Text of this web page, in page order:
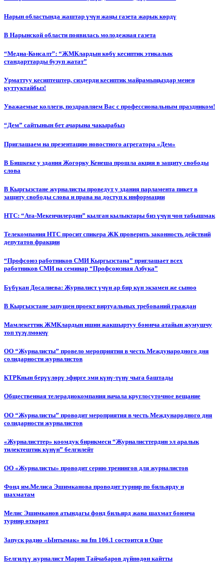
Нарын областында жаштар үчүн жаңы газета жарык көрдү
В Нарынской области появилась молодежная газета
“Медиа-Консалт”: “ЖМКлардын көбү кесиптик этикалык
стандарттарды бузуп жатат”
Урматтуу кесиптештер, сиздерди кесиптик майрамыңыздар менен
куттуктайбыз!
Уважаемые коллеги, поздравляем Вас с профессиональным праздником!
“Дем” сайтынын бет ачарына чакырабыз
Приглашаем на презентацию новостного агрегатора «Дем»
В Бишкеке у здания Жогорку Кенеша прошла акция в защиту свободы
слова
В Кыргызстане журналисты проведут у здания парламента пикет в
защиту свободы слова и права на доступ к информации
НТС: “Ата-Мекенчилердин” кылган кылыктары биз үчүн чон табышмак
Телекомпания НТС просит спикера ЖК проверить законность действий
депутатов фракции
“Профсоюз работников СМИ Кыргызстана” приглашает всех
работников СМИ на семинар “Профсоюзная Азбука”
Бүбүкан Досалиева: Журналист үчүн ар бир күн экзамен же сыноо
В Кыргызстане запущен проект виртуальных требований граждан
Мамлекеттик ЖМКлардын ишин жакшыртуу боюнча атайын жумушчу
топ түзүлмөкчү
ОО “Журналисты” провело мероприятия в честь Международного дня
солидарности журналистов
КТРКнын берүүлөрү эфирге эми күнү-түнү чыга баштады
Общественная телерадиокомпания начала круглосуточное вещание
ОО “Журналисты” проводит мероприятия в честь Международного дня
солидарности журналистов
«Журналисттер» коомдук бирикмеси “Журналисттердин эл аралык
тилектештик күнүн” белгилейт
ОО «Журналисты» проводит серию тренингов для журналистов
Фонд им.Мелиса Эшимканова проводит турнир по бильярду и
шахматам
Мелис Эшимканов атындагы фонд бильярд жана шахмат боюнча
турнир өткөрөт
Запуск радио «Ынтымак» на fm 106.1 состоится в Оше
Белгилүү журналист Марип Тайчабаров дүйнөдөн кайтты